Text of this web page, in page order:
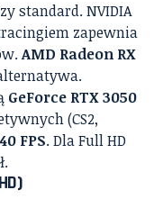
standard. NVIDIA
zapewnia
AMD Radeon RX
GeForce RTX 3050
(CS2,
FPS. Dla Full HD